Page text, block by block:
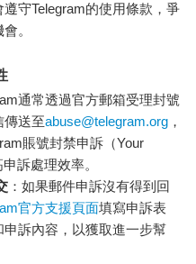
守Telegram的使用條款，爭
。
通常透過官方郵箱受理封號
傳送至abuse@telegram.org ，
賬號封禁申訴（Your
訴處理效率。
：如果郵件申訴沒有得到回
官方支援頁面填寫申訴表
訴內容，以獲取進一步幫